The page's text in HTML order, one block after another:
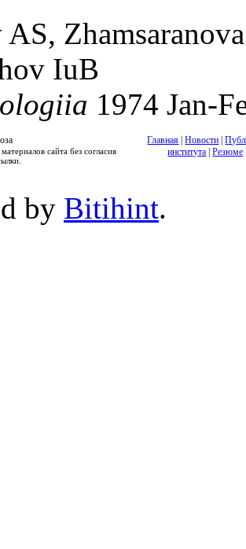
AS,
IuB
1974 Jan-
сайта без согласия
Главная |Новости |
института |Резюме
by Bitihint.